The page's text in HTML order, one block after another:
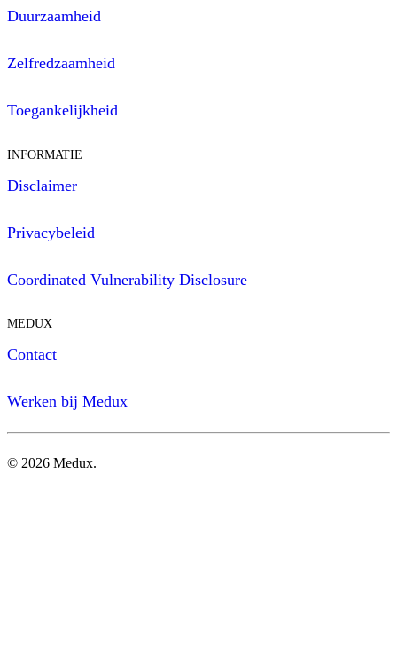
Duurzaamheid
Zelfredzaamheid
Toegankelijkheid
INFORMATIE
Disclaimer
Privacybeleid
Coordinated Vulnerability Disclosure
MEDUX
Contact
Werken bij Medux
© 2026 Medux.